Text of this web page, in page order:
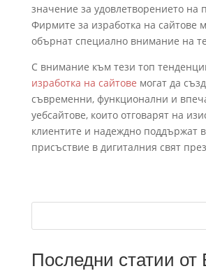
значение за удовлетворението на
Фирмите за изработка на сайтове
обърнат специално внимание на
С внимание към тези топ
изработка на сайтове могат да
съвременни, функционални и
уебсайтове, които отговарят на
клиентите и надеждно поддържат
присъствие в дигиталния свят
Последни статии от